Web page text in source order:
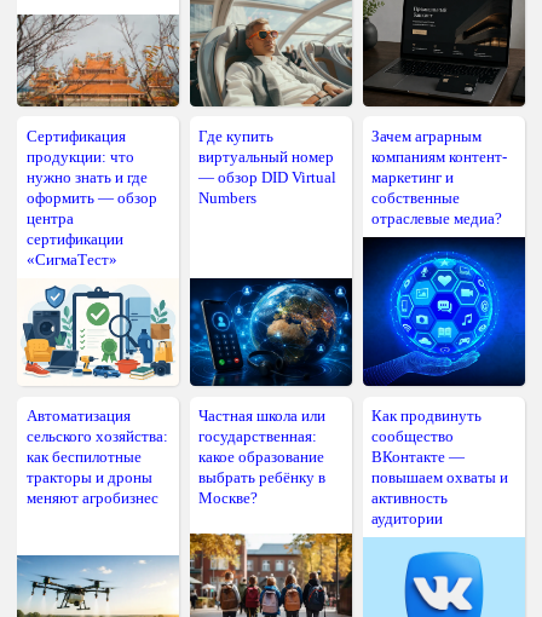
Сертификация
продукции: что
нужно знать и где
оформить — обзор
центра
сертификации
«СигмаТест»
Где купить
виртуальный номер
— обзор DID Virtual
Numbers
Зачем аграрным
компаниям контент-
маркетинг и
собственные
отраслевые медиа?
Автоматизация
сельского хозяйства:
как беспилотные
тракторы и дроны
меняют агробизнес
Частная школа или
государственная:
какое образование
выбрать ребёнку в
Москве?
Как продвинуть
сообщество
ВКонтакте —
повышаем охваты и
активность
аудитории